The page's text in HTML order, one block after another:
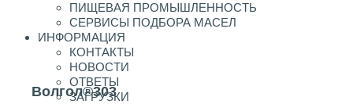
ПИЩЕВАЯ ПРОМЫШЛЕННОСТЬ
СЕРВИСЫ ПОДБОРА МАСЕЛ
ИНФОРМАЦИЯ
КОНТАКТЫ
НОВОСТИ
ОТВЕТЫ
ЗАГРУЗКИ
Волгол®303